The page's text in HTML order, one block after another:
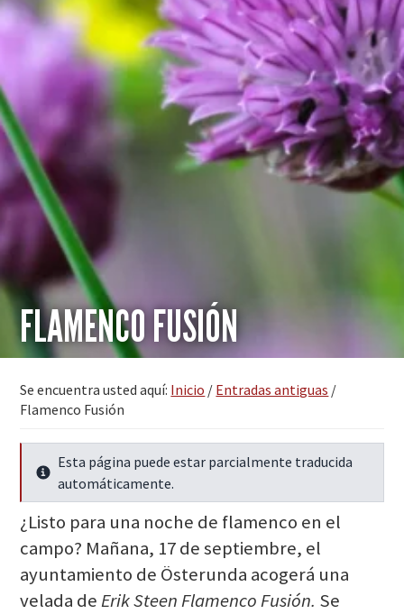
FLAMENCO FUSIÓN
Se encuentra usted aquí: Inicio / Entradas antiguas /
Flamenco Fusión
Seguir leyendo
Esta página puede estar parcialmente traducida
automáticamente.
¿Listo para una noche de flamenco en el
campo? Mañana, 17 de septiembre, el
ayuntamiento de Österunda acogerá una
velada deErik Steen Flamenco Fusión. Se